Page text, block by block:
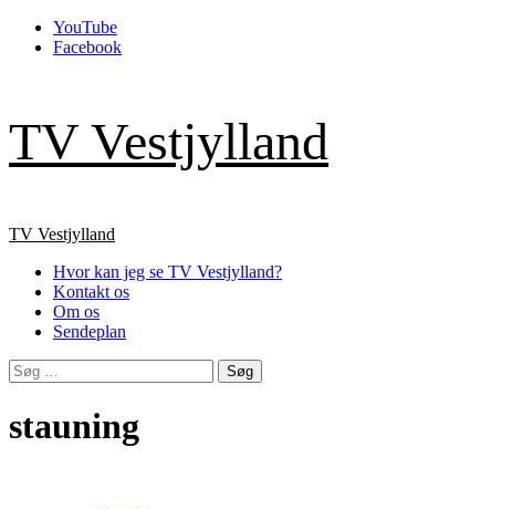
Skip
YouTube
Facebook
TV Vestjylland
Primary
TV Vestjylland
Hvor kan jeg se TV Vestjylland?
Kontakt os
Om os
Sendeplan
Søg
efter:
stauning